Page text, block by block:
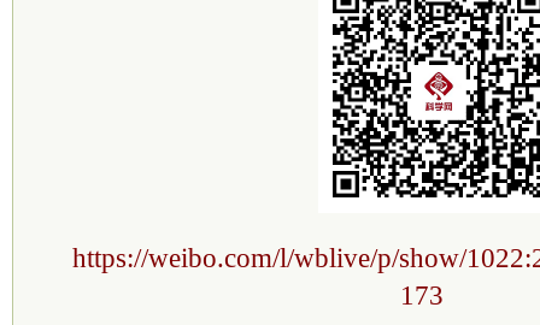
https://weibo.com/l/wblive/p/show/
173